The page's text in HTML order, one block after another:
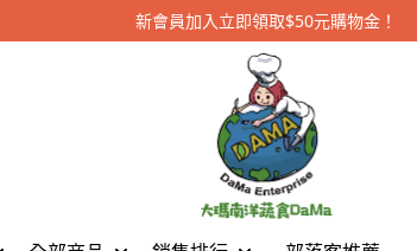
新會員加入立即領取$50元購物金！